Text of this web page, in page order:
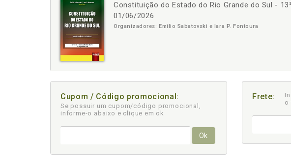
Constituição do Estado do Rio Grande do Sul -
01/06/2026
Organizadores: Emilio Sabatovski e Iara P. Fontoura
- +
Cupom / Código promocional:
Se possuir um cupom/código promocional,
informe-o abaixo e clique em ok
Ok
Frete:
o